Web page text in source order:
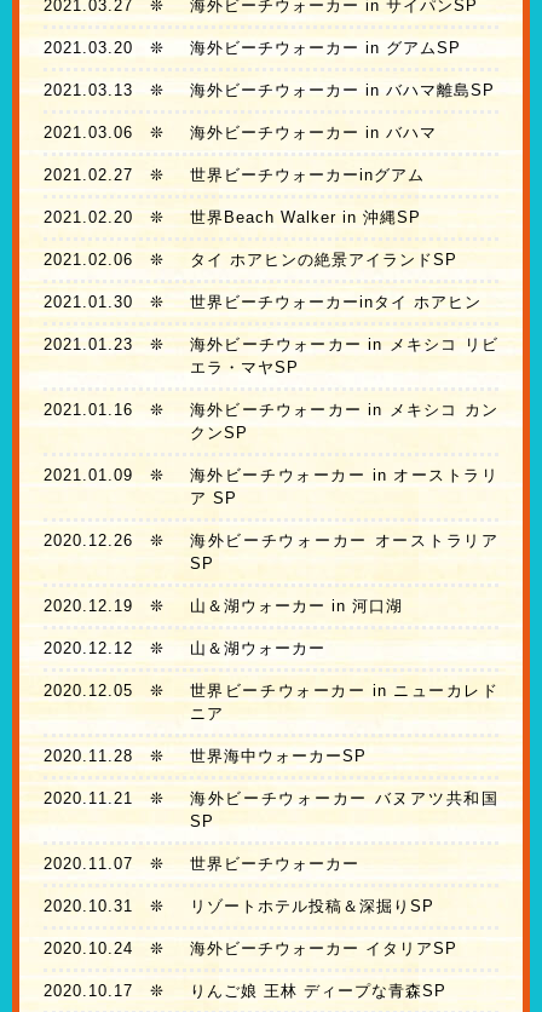
2021.03.27 ❊ 海外ビーチウォーカー in サイパンSP
2021.03.20 ❊ 海外ビーチウォーカー in グアムSP
2021.03.13 ❊ 海外ビーチウォーカー in バハマ離島SP
2021.03.06 ❊ 海外ビーチウォーカー in バハマ
2021.02.27 ❊ 世界ビーチウォーカーinグアム
2021.02.20 ❊ 世界Beach Walker in 沖縄SP
2021.02.06 ❊ タイ ホアヒンの絶景アイランドSP
2021.01.30 ❊ 世界ビーチウォーカーinタイ ホアヒン
2021.01.23❊
海外ビーチウォーカー in メキシコ リビ
エラ・マヤSP
2021.01.16 ❊
海外ビーチウォーカー in メキシコ カン
クンSP
2021.01.09 ❊
海外ビーチウォーカー in オーストラリ
ア SP
2020.12.26 ❊
海外ビーチウォーカー オーストラリア
SP
2020.12.19 ❊ 山＆湖ウォーカー in 河口湖
2020.12.12 ❊ 山＆湖ウォーカー
2020.12.05 ❊
世界ビーチウォーカー in ニューカレド
ニア
2020.11.28 ❊ 世界海中ウォーカーSP
2020.11.21 ❊
海外ビーチウォーカー バヌアツ共和国
SP
2020.11.07 ❊ 世界ビーチウォーカー
2020.10.31 ❊ リゾートホテル投稿＆深掘りSP
2020.10.24 ❊ 海外ビーチウォーカー イタリアSP
2020.10.17 ❊ りんご娘 王林 ディープな青森SP